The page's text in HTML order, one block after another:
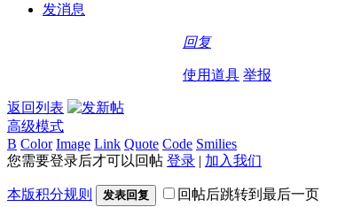
发消息
回复
使用道具 举报
返回列表
高级模式
B Color Image Link Quote Code Smilies
您需要登录后才可以回帖 登录 | 加入我们
本版积分规则 发表回复 回帖后跳转到最后一页